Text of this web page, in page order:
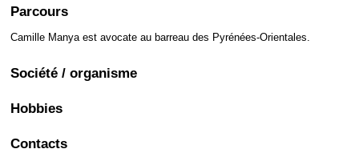
Parcours
Camille Manya est avocate au barreau des Pyrénées-Orientales.
Société / organisme
Hobbies
Contacts